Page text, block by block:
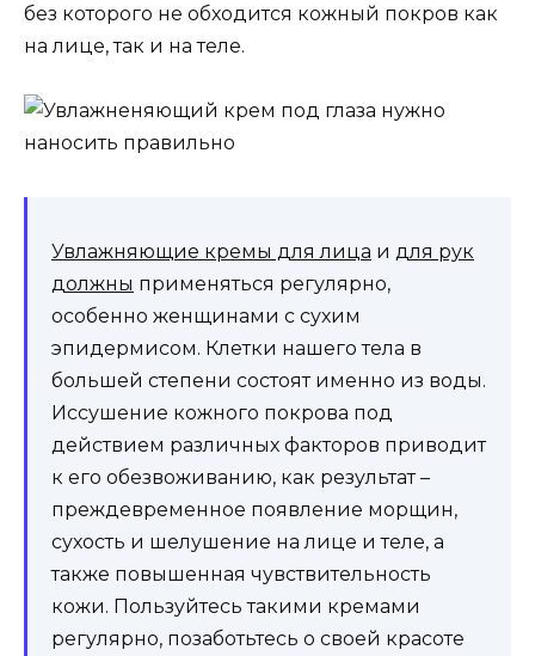
без которого не обходится кожный покров как
на лице, так и на теле.
Увлажняющие кремы для лица и для рук
должны применяться регулярно,
особенно женщинами с сухим
эпидермисом. Клетки нашего тела в
большей степени состоят именно из воды.
Иссушение кожного покрова под
действием различных факторов приводит
к его обезвоживанию, как результат –
преждевременное появление морщин,
сухость и шелушение на лице и теле, а
также повышенная чувствительность
кожи. Пользуйтесь такими кремами
регулярно, позаботьтесь о своей красоте